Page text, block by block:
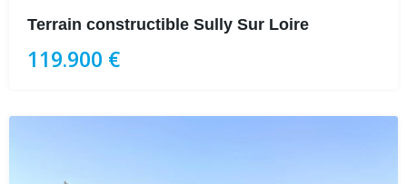
Terrain constructible Sully Sur Loire
119.900 €